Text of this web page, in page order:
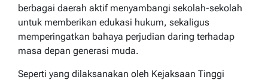
berbagai daerah aktif menyambangi sekolah-sekolah
untuk memberikan edukasi hukum, sekaligus
memperingatkan bahaya perjudian daring terhadap
masa depan generasi muda.
Seperti yang dilaksanakan oleh Kejaksaan Tinggi